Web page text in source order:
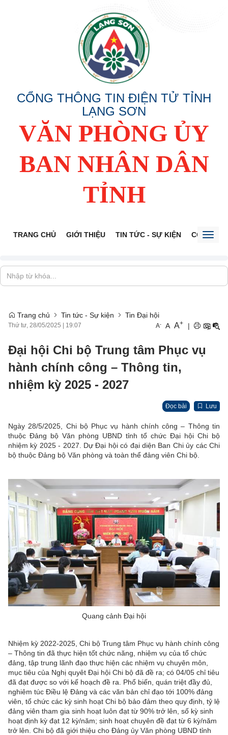
CỔNG THÔNG TIN ĐIỆN TỬ TỈNH
LẠNG SƠN
VĂN PHÒNG ỦY
BAN NHÂN DÂN
TỈNH
TRANG CHỦ GIỚI THIỆU TIN TỨC - SỰ KIỆN CỔNG
Trang chủ Tin tức - Sự kiện Tin Đại hội
Thứ tư, 28/05/2025 19:07 A- A A+ |
Đại hội Chi bộ Trung tâm Phục vụ
hành chính công – Thông tin,
nhiệm kỳ 2025 - 2027
Đọc bài Lưu
Ngày 28/5/2025, Chi bộ Phục vụ hành chính công – Thông tin
thuộc Đảng bộ Văn phòng UBND tỉnh tổ chức Đại hội Chi bộ
nhiệm kỳ 2025 - 2027. Dự Đại hội có đại diện Ban Chi ủy các Chi
bộ thuộc Đảng bộ Văn phòng và toàn thể đảng viên Chi bộ.
Quang cảnh Đại hội
Nhiệm kỳ 2022-2025, Chi bộ Trung tâm Phục vụ hành chính công
– Thông tin đã thực hiện tốt chức năng, nhiệm vụ của tổ chức
đảng, tập trung lãnh đạo thực hiện các nhiệm vụ chuyên môn,
mục tiêu của Nghị quyêt Đại hội Chi bộ đã đề ra; có 04/05 chỉ tiêu
đã đạt được so với kế hoạch đề ra. Phổ biến, quán triệt đầy đủ,
nghiêm túc Điều lệ Đảng và các văn bản chỉ đạo tới 100% đảng
viên, tổ chức các kỳ sinh hoạt Chi bộ bảo đảm theo quy định, tỷ lệ
đảng viên tham gia sinh hoạt luôn đạt từ 90% trở lên, số kỳ sinh
hoạt định kỳ đạt 12 kỳ/năm; sinh hoạt chuyên đề đạt từ 6 kỳ/năm
trở lên. Chi bộ đã giới thiệu cho Đảng ủy Văn phòng UBND tỉnh